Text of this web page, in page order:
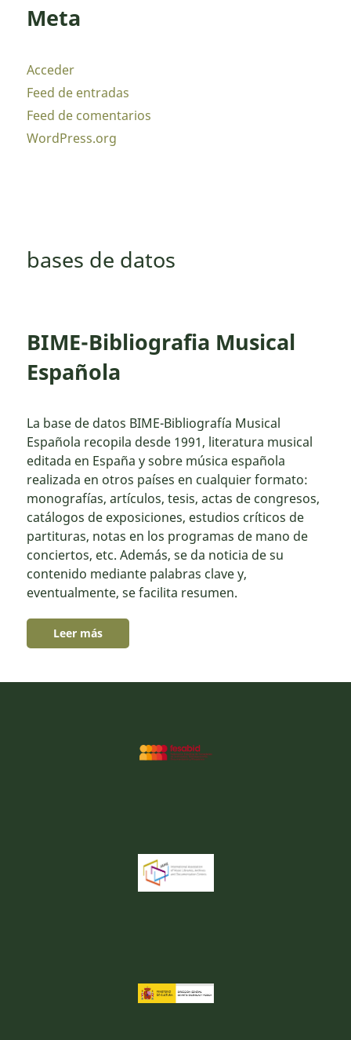
Meta
Acceder
Feed de entradas
Feed de comentarios
WordPress.org
bases de datos
BIME-Bibliografia Musical
Española
La base de datos BIME-Bibliografía Musical
Española recopila desde 1991, literatura musical
editada en España y sobre música española
realizada en otros países en cualquier formato:
monografías, artículos, tesis, actas de congresos,
catálogos de exposiciones, estudios críticos de
partituras, notas en los programas de mano de
conciertos, etc. Además, se da noticia de su
contenido mediante palabras clave y,
eventualmente, se facilita resumen.
Leer más